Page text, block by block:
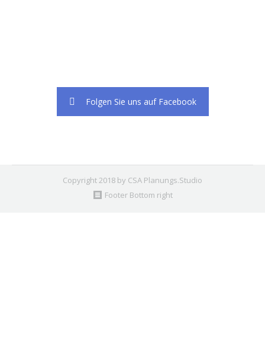
Folgen Sie uns auf Facebook
Copyright 2018 by CSA Planungs.Studio
Footer Bottom right